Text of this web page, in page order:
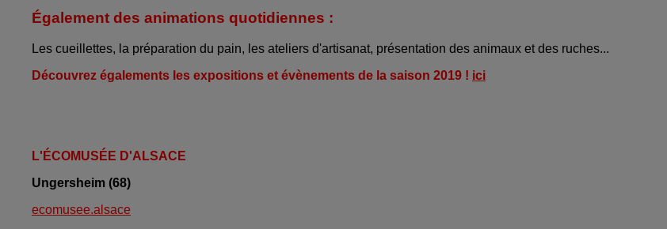
Également des animations quotidiennes :
Les cueillettes, la préparation du pain, les ateliers d'artisanat, présentation des animaux et des ruches...
Découvrez égalements les expositions et évènements de la saison 2019 ! ici
L'ÉCOMUSÉE D'ALSACE
Ungersheim (68)
ecomusee.alsace